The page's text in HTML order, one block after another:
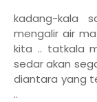
kadang-kala
mengalir air
kita .. tatkala
sedar akan
diantara yang
..